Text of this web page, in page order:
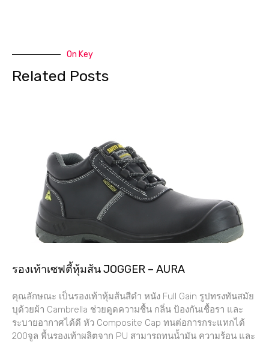
On Key
Related Posts
รองเท้าเซฟตี้หุ้มส้น JOGGER – AURA
คุณลักษณะ เป็นรองเท้าหุ้มส้นสีดำ หนัง Full Gain รูปทรงทันสมัย
บุด้วยผ้า Cambrella ช่วยดูดความชื้น กลิ่น ป้องกันเชื้อรา และ
ระบายอากาศได้ดี หัว Composite Cap ทนต่อการกระแทกได้
200จูล พื้นรองเท้าผลิตจาก PU สามารถทนน้ำมัน ความร้อน และ